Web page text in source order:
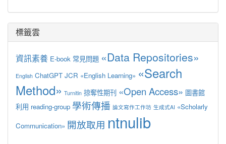
標籤雲
資訊素養 E-book 常見問題 «Data Repositories»
English ChatGPT JCR «English Learning» «Search
Method» Turnitin 掠奪性期刊 «Open Access» 圖書館
利用 reading-group 學術傳播 論文寫作工作坊 生成式AI «Scholarly
Communication» 開放取用 ntnulib